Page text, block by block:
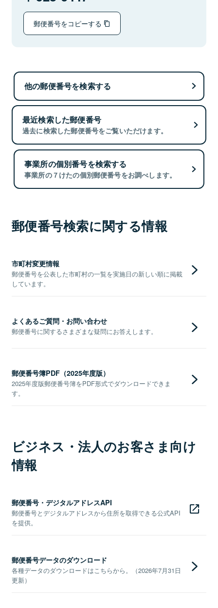
郵便番号をコピーする
他の郵便番号を検索する
最近検索した郵便番号
過去に検索した郵便番号をご覧いただけます。
事業所の個別番号を検索する
事業所の７けたの個別郵便番号をお調べします。
郵便番号検索に関する情報
市町村変更情報
郵便番号を公表した市町村の一覧を実施日の新しい順に掲載
しています。
よくあるご質問・お問い合わせ
郵便番号に関するさまざまな疑問にお答えします。
郵便番号簿PDF（2025年度版）
2025年度版郵便番号簿をPDF形式でダウンロードできま
す。
ビジネス・法人のお客さま向け
情報
郵便番号・デジタルアドレスAPI
郵便番号とデジタルアドレスから住所を取得できる公式API
を提供。
郵便番号データのダウンロード
各種データのダウンロードはこちらから。（2026年7月31日
更新）